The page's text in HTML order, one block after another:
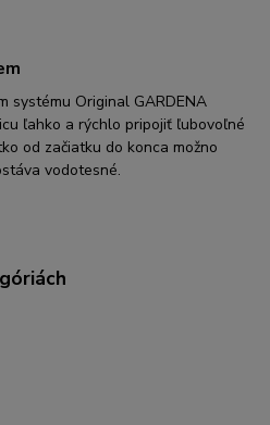
systému Original GARDENA
ľahko a rýchlo pripojiť ľubovoľné
od začiatku do konca možno
vodotesné.